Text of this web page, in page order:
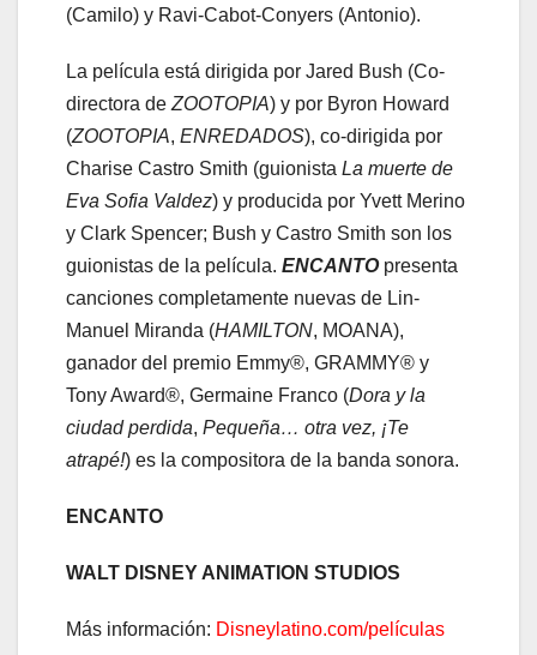
(Camilo) y Ravi-Cabot-Conyers (Antonio).
La película está dirigida por Jared Bush (Co-
directora de ZOOTOPIA) y por Byron Howard
(ZOOTOPIA, ENREDADOS), co-dirigida por
Charise Castro Smith (guionista La muerte de
Eva Sofia Valdez) y producida por Yvett Merino
y Clark Spencer; Bush y Castro Smith son los
guionistas de la película. ENCANTO presenta
canciones completamente nuevas de Lin-
Manuel Miranda (HAMILTON, MOANA),
ganador del premio Emmy®, GRAMMY® y
Tony Award®, Germaine Franco (Dora y la
ciudad perdida, Pequeña… otra vez, ¡Te
atrapé!) es la compositora de la banda sonora.
ENCANTO
WALT DISNEY ANIMATION STUDIOS
Más información: Disneylatino.com/películas